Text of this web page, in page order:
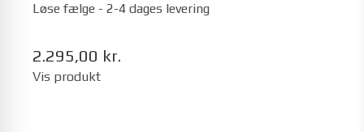
Løse fælge - 2-4 dages levering
2.295,00 kr.
Vis produkt